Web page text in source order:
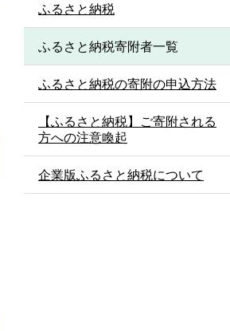
ふるさと納税
ふるさと納税寄附者一覧
ふるさと納税の寄附の申込方法
【ふるさと納税】ご寄附される
方への注意喚起
企業版ふるさと納税について